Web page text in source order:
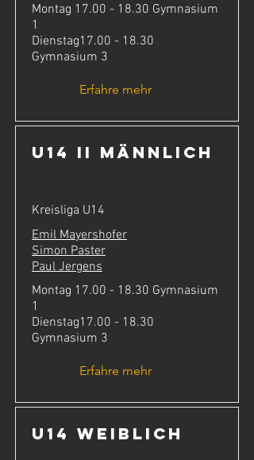
Montag 17.00 - 18.30 Gymnasium
1
Dienstag17.00 - 18.30
Gymnasium 3
Erfahre mehr
U14 II männlich
Kreisliga U14
Emil Mayershofer
Simon Paster
Paul Jergens
Montag 17.00 - 18.30 Gymnasium
1
Dienstag17.00 - 18.30
Gymnasium 3
Erfahre mehr
U14 weiblich